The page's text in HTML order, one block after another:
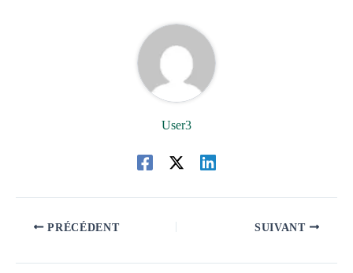
User3
PRÉCÉDENT SUIVANT